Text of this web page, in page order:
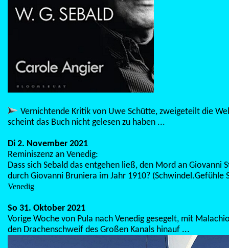
Vernichtende Kritik von Uwe Schütte, zweigeteilt die
scheint das Buch nicht gelesen zu haben ...
Di 2. November 2021
Reminiszenz an Venedig:
Dass sich Sebald das entgehen ließ, den Mord an Giovanni
durch Giovanni Bruniera im Jahr 1910? (Schwindel.Gefühle
Venedig
So 31. Oktober 2021
Vorige Woche von Pula nach Venedig gesegelt, mit
den Drachenschweif des Großen Kanals hinauf ...